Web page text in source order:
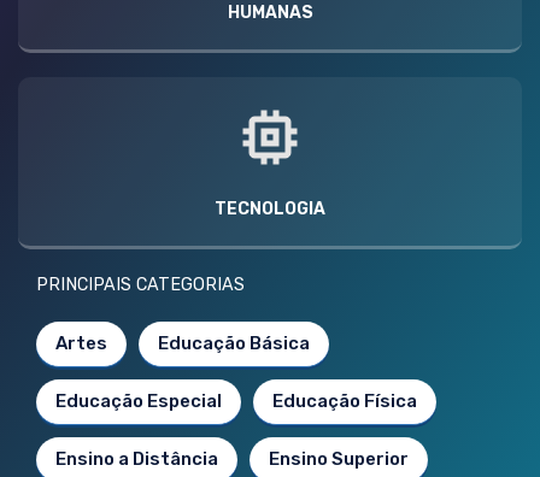
HUMANAS
TECNOLOGIA
PRINCIPAIS CATEGORIAS
Artes Educação Básica
Educação Especial Educação Física
Ensino a Distância Ensino Superior